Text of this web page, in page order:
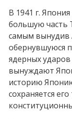
В 1941 г.
большую часть
самым вынудив
обернувшуюся
ядерных
вынуждают
историю
сохраняется